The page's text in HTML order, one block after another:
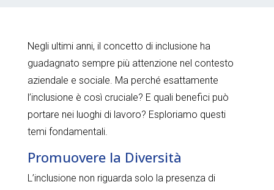
Negli ultimi anni, il concetto di inclusione ha
guadagnato sempre più attenzione nel contesto
aziendale e sociale. Ma perché esattamente
l’inclusione è così cruciale? E quali benefici può
portare nei luoghi di lavoro? Esploriamo questi
temi fondamentali.
Promuovere la Diversità
L’inclusione non riguarda solo la presenza di